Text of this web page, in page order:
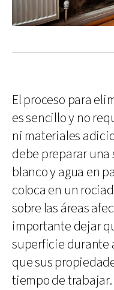
El proceso para
es sencillo y no
ni materiales
debe preparar una
blanco y agua en
coloca en un
sobre las áreas
importante dejar
superficie durante
que sus
tiempo de trabajar.